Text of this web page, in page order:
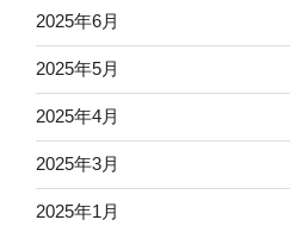
2025年6月
2025年5月
2025年4月
2025年3月
2025年1月